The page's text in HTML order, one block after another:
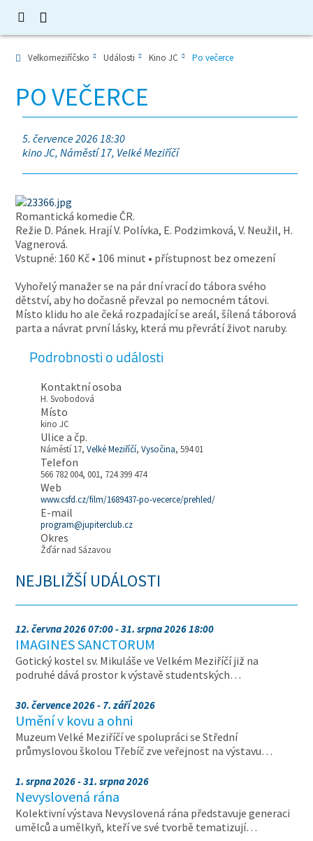
Velkomeziříčsko Události Kino JC Po večerce
PO VEČERCE
5. července 2026 18:30
kino JC, Náměstí 17, Velké Meziříčí
Romantická komedie ČR.
Režie D. Pánek. Hrají V. Polívka, E. Podzimková, V. Neužil, H.
Vagnerová.
Vstupné: 160 Kč • 106 minut • přístupnost bez omezení
Vyhořelý manažer se na pár dní vrací do tábora svého
dětství, aby ho dočasně převzal po nemocném tátovi.
Místo klidu ho ale čeká rozpadající se areál, šílená táborová
parta a návrat první lásky, která mu převrátí život naruby.
Podrobnosti o události
Kontaktní osoba
H. Svobodová
Místo
kino JC
Ulice a čp.
Náměstí 17,Velké Meziříčí,Vysočina, 594 01
Telefon
566 782 004, 001, 724 399 474
Web
www.csfd.cz/film/1689437-po-vecerce/prehled/
E-mail
program@jupiterclub.cz
Okres
Žďár nad Sázavou
NEJBLIŽŠÍ UDÁLOSTI
12. června 2026 07:00 - 31. srpna 2026 18:00
IMAGINES SANCTORUM
Gotický kostel sv. Mikuláše ve Velkém Meziříčí již na
podruhé dává prostor k výstavě studentských…
30. července 2026 - 7. září 2026
Umění v kovu a ohni
Muzeum Velké Meziříčí ve spolupráci se Střední
průmyslovou školou Třebíč zve veřejnost na výstavu…
1. srpna 2026 - 31. srpna 2026
Nevyslovená rána
Kolektivní výstava Nevyslovená rána představuje generaci
umělců a umělkyň, kteří ve své tvorbě tematizují…